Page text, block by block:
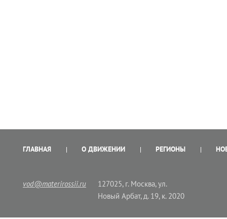
ГЛАВНАЯ О ДВИЖЕНИИ РЕГИОНЫ
vod@materirossii.ru
127025, г. Москва, ул.
Новый Арбат, д. 19, к. 2020